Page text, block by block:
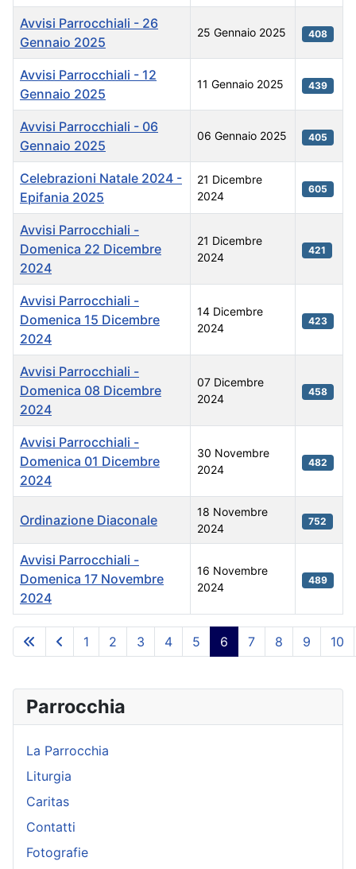
Articoli
Avvisi Parrocchiali - 26
Gennaio 2025
25 Gennaio 2025 408
Avvisi Parrocchiali - 12
Gennaio 2025
11 Gennaio 2025 439
Avvisi Parrocchiali - 06
Gennaio 2025
06 Gennaio 2025 405
Celebrazioni Natale 2024 -
Epifania 2025
21 Dicembre
2024
605
Avvisi Parrocchiali -
Domenica 22 Dicembre
2024
21 Dicembre
2024
421
Avvisi Parrocchiali -
Domenica 15 Dicembre
2024
14 Dicembre
2024
423
Avvisi Parrocchiali -
Domenica 08 Dicembre
2024
07 Dicembre
2024
458
Avvisi Parrocchiali -
Domenica 01 Dicembre
2024
30 Novembre
2024
482
Ordinazione Diaconale
18 Novembre
2024
752
Avvisi Parrocchiali -
Domenica 17 Novembre
2024
16 Novembre
2024
489
Pagina 6 di 21
1 2 3 4 5 6 7 8 9 10
Parrocchia
La Parrocchia
Liturgia
Caritas
Contatti
Fotografie